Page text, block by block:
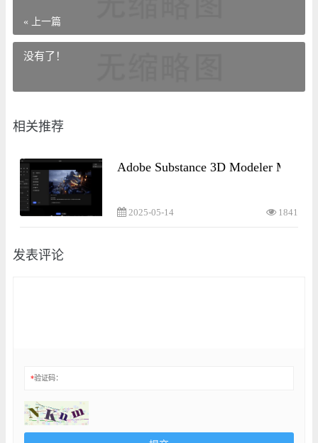
« 上一篇
没有了！
相关推荐
Adobe Substance 3D Modeler
2025-05-14 1841
发表评论
*验证码：